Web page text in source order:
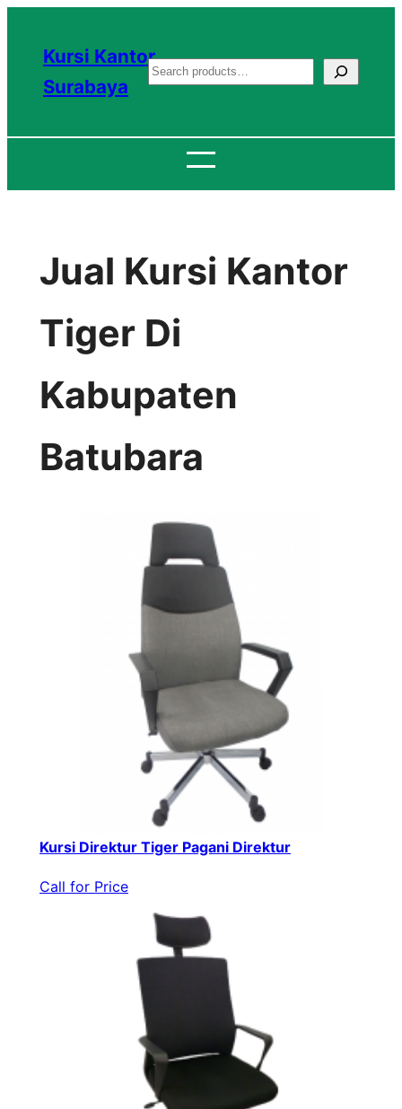
konten
Kursi Kantor
Surabaya
S
a
c
Jual Kursi Kantor
Tiger Di
Kabupaten
Batubara
Kursi Direktur Tiger Pagani Direktur
Call for Price